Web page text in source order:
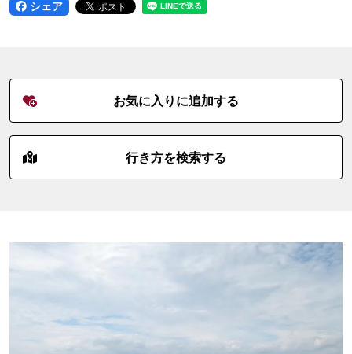
シェア
お気に入りに追加する
行き方を検索する